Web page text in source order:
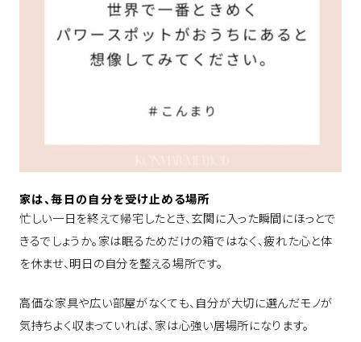
家は、毎日の自分を受け止める場所
忙しい一日を終えて帰宅したとき、玄関に入った瞬間にほっとで
きるでしょうか。家は眠るためだけの箱ではなく、疲れた心と体
を休ませ、明日の自分を整える場所です。
高価な家具や広い部屋がなくても、自分が大切に選んだモノが
気持ちよく収まっていれば、家は心強い居場所になります。